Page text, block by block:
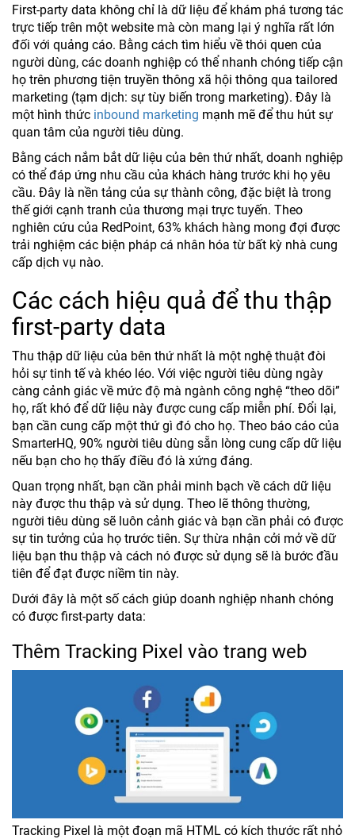
First-party data không chỉ là dữ liệu để khám phá tương tác
trực tiếp trên một website mà còn mang lại ý nghĩa rất lớn
đối với quảng cáo. Bằng cách tìm hiểu về thói quen của
người dùng, các doanh nghiệp có thể nhanh chóng tiếp cận
họ trên phương tiện truyền thông xã hội thông qua tailored
marketing (tạm dịch: sự tùy biến trong marketing). Đây là
một hình thức inbound marketing mạnh mẽ để thu hút sự
quan tâm của người tiêu dùng.
Bằng cách nắm bắt dữ liệu của bên thứ nhất, doanh nghiệp
có thể đáp ứng nhu cầu của khách hàng trước khi họ yêu
cầu. Đây là nền tảng của sự thành công, đặc biệt là trong
thế giới cạnh tranh của thương mại trực tuyến. Theo
nghiên cứu của RedPoint, 63% khách hàng mong đợi được
trải nghiệm các biện pháp cá nhân hóa từ bất kỳ nhà cung
cấp dịch vụ nào.
Các cách hiệu quả để thu thập
first-party data
Thu thập dữ liệu của bên thứ nhất là một nghệ thuật đòi
hỏi sự tinh tế và khéo léo. Với việc người tiêu dùng ngày
càng cảnh giác về mức độ mà ngành công nghệ “theo dõi”
họ, rất khó để dữ liệu này được cung cấp miễn phí. Đổi lại,
bạn cần cung cấp một thứ gì đó cho họ. Theo báo cáo của
SmarterHQ, 90% người tiêu dùng sẵn lòng cung cấp dữ liệu
nếu bạn cho họ thấy điều đó là xứng đáng.
Quan trọng nhất, bạn cần phải minh bạch về cách dữ liệu
này được thu thập và sử dụng. Theo lẽ thông thường,
người tiêu dùng sẽ luôn cảnh giác và bạn cần phải có được
sự tin tưởng của họ trước tiên. Sự thừa nhận cởi mở về dữ
liệu bạn thu thập và cách nó được sử dụng sẽ là bước đầu
tiên để đạt được niềm tin này.
Dưới đây là một số cách giúp doanh nghiệp nhanh chóng
có được first-party data:
Thêm Tracking Pixel vào trang web
Tracking Pixel là một đoạn mã HTML có kích thước rất nhỏ